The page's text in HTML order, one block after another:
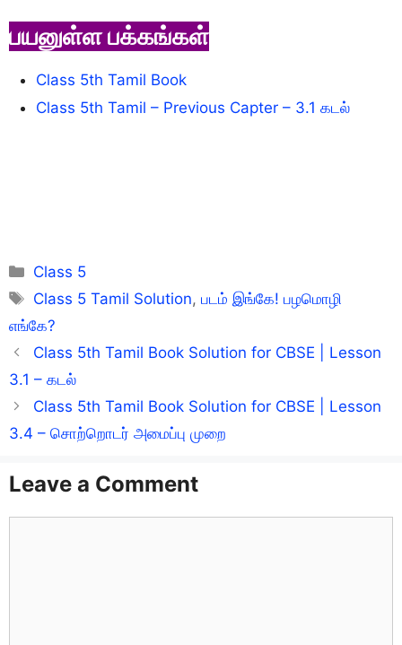
பயனுள்ள பக்கங்கள்
Class 5th Tamil Book
Class 5th Tamil – Previous Capter – 3.1 கடல்
Categories
Class 5
Tags
Class 5 Tamil Solution,படம் இங்கே! பழமொழி
எங்கே?
Class 5th Tamil Book Solution for CBSE | Lesson
3.1 – கடல்
Class 5th Tamil Book Solution for CBSE | Lesson
3.4 – சொற்றொடர் அமைப்பு முறை
Leave a Comment